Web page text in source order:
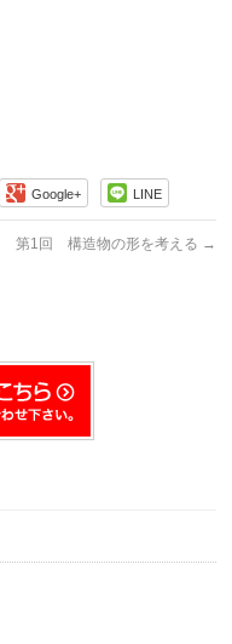
Google+ LINE
第1回 構造物の形を考える →